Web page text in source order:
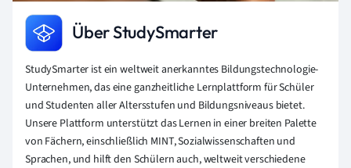
Über StudySmarter
StudySmarter ist ein weltweit anerkanntes Bildungstechnologie-
Unternehmen, das eine ganzheitliche Lernplattform für Schüler
und Studenten aller Altersstufen und Bildungsniveaus bietet.
Unsere Plattform unterstützt das Lernen in einer breiten Palette
von Fächern, einschließlich MINT, Sozialwissenschaften und
Sprachen, und hilft den Schülern auch, weltweit verschiedene